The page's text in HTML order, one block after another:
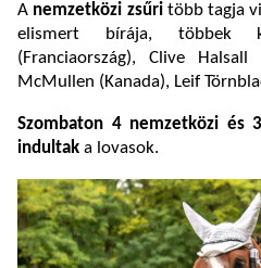
A nemzetközi zsűritöbb tagja
elismert bírája, többek
(Franciaország), Clive Halsall
McMullen (Kanada), Leif
Szombaton 4 nemzetközi és
indultak a lovasok.